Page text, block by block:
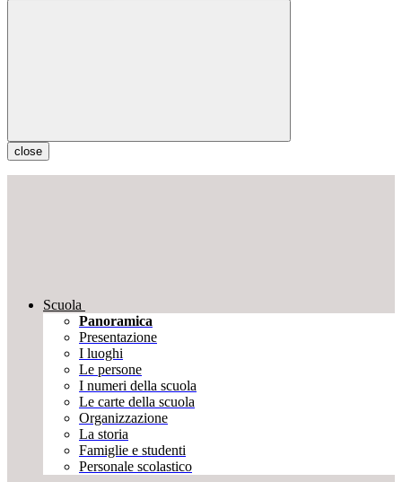
close
Scuola
Panoramica
Presentazione
I luoghi
Le persone
I numeri della scuola
Le carte della scuola
Organizzazione
La storia
Famiglie e studenti
Personale scolastico